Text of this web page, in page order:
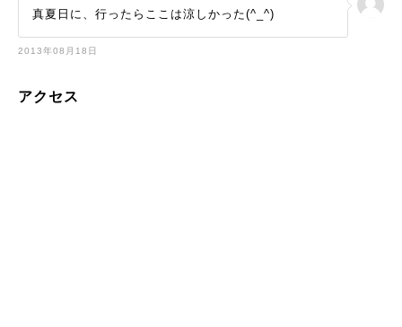
真夏日に、行ったらここは涼しかった(^_^)
2013年08月18日
アクセス